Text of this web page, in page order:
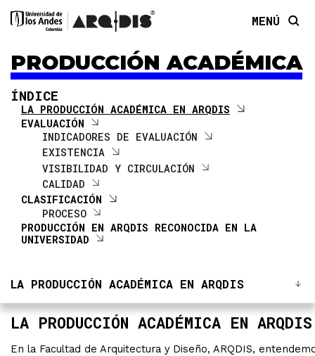
MENÚ
PRODUCCIÓN ACADÉMICA
ÍNDICE
LA PRODUCCIÓN ACADÉMICA EN ARQDIS
EVALUACIÓN
INDICADORES DE EVALUACIÓN
EXISTENCIA
VISIBILIDAD Y CIRCULACIÓN
CALIDAD
CLASIFICACIÓN
PROCESO
PRODUCCIÓN EN ARQDIS RECONOCIDA EN LA
UNIVERSIDAD
LA PRODUCCIÓN ACADÉMICA EN ARQDIS
LA PRODUCCIÓN ACADÉMICA EN ARQDIS
EVALUACIÓN
INDICADORES DE EVALUACIÓN
EXISTENCIA
VISIBILIDAD Y CIRCULACIÓN
CALIDAD
CLASIFICACIÓN
PROCESO
PRODUCCIÓN EN ARQDIS RECONOCIDA EN LA
UNIVERSIDAD
LA PRODUCCIÓN ACADÉMICA EN ARQDIS
En la Facultad de Arquitectura y Diseño, ARQDIS,